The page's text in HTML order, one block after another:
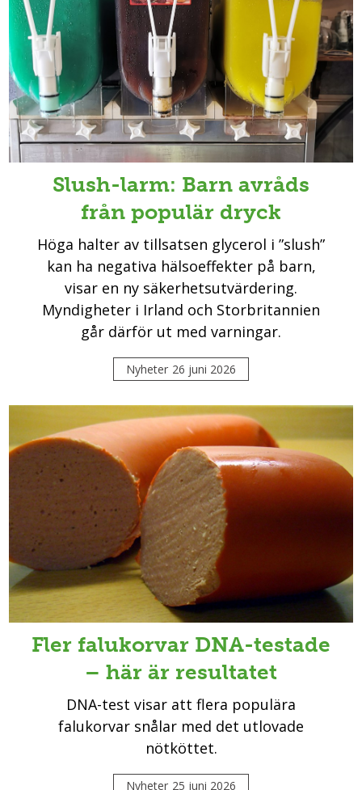
Slush-larm: Barn avråds
från populär dryck
Höga halter av tillsatsen glycerol i ”slush”
kan ha negativa hälsoeffekter på barn,
visar en ny säkerhetsutvärdering.
Myndigheter i Irland och Storbritannien
går därför ut med varningar.
Nyheter 26 juni 2026
Fler falukorvar DNA-testade
– här är resultatet
DNA-test visar att flera populära
falukorvar snålar med det utlovade
nötköttet.
Nyheter 25 juni 2026